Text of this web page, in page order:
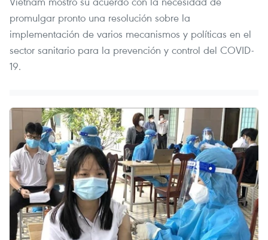
promulgar pronto una resolución sobre la
implementación de varios mecanismos y políticas en el
sector sanitario para la prevención y control del COVID-
19.